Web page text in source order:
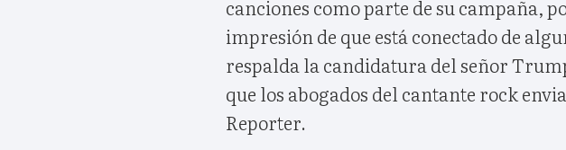
canciones como parte de su campaña,
impresión de que está conectado de
respalda la candidatura del señor
que los abogados del cantante rock
Reporter.